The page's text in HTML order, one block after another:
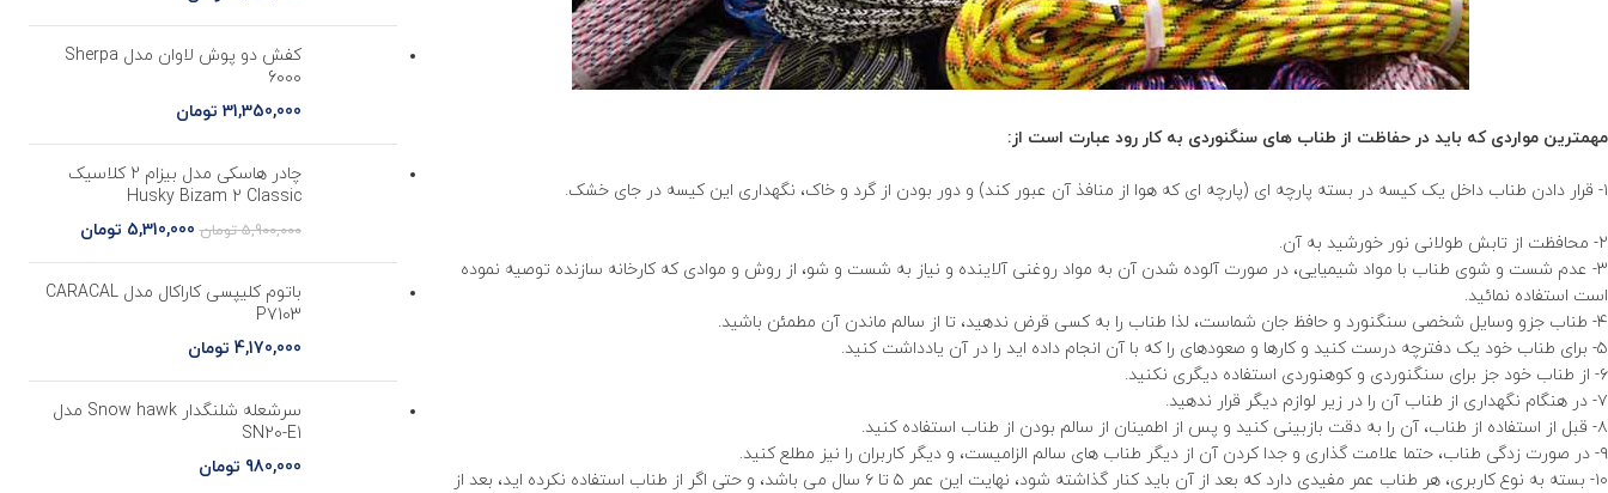
مهمترین مواردی که باید در حفاظت از طناب های سنگنوردی به کار رود عبارت است از:
۱- قرار دادن طناب داخل یک کیسه در بسته پارچه ای (پارچه ای که هوا از منافذ آن عبور کند) و دور بودن از گرد و خاک، نگهداری این کیسه در جای خشک.
۲- محافظت از تابش طولانی نور خورشید به آن.
۳- عدم شست و شوی طناب با مواد شیمیایی، در صورت آلوده شدن آن به مواد روغنی آلاینده و نیاز به شست و شو، از روش و موادی که کارخانه سازنده توصیه نموده
است استفاده نمائید.
۴- طناب جزو وسایل شخصی سنگنورد و حافظ جان شماست، لذا طناب را به کسی قرض ندهید، تا از سالم ماندن آن مطمئن باشید.
۵- برای طناب خود یک دفترچه درست کنید و کارها و صعودهای را که با آن انجام داده اید را در آن یادداشت کنید.
۶- از طناب خود جز برای سنگنوردی و کوهنوردی استفاده دیگری نکنید.
۷- در هنگام نگهداری از طناب آن را در زیر لوازم دیگر قرار ندهید.
۸- قبل از استفاده از طناب، آن را به دقت بازبینی کنید و پس از اطمینان از سالم بودن از طناب استفاده کنید.
۹- در صورت زدگی طناب، حتما علامت گذاری و جدا کردن آن از دیگر طناب های سالم الزامیست، و دیگر کاربران را نیز مطلع کنید.
۱۰- بسته به نوع کاربری، هر طناب عمر مفیدی دارد که بعد از آن باید کنار گذاشته شود، نهایت این عمر ۵ تا ۶ سال می باشد، و حتی اگر از طناب استفاده نکرده اید، بعد از
کفش دو پوش لاوان مدل Sherpa
6000
31,350,000 تومان
چادر هاسکی مدل بیزام 2 کلاسیک
Husky Bizam 2 Classic
5,900,000 تومان 5,310,000 تومان
باتوم کلیپسی کاراکال مدل CARACAL
P7103
4,170,000 تومان
سرشعله شلنگدار Snow hawk مدل
SN20-E1
980,000 تومان